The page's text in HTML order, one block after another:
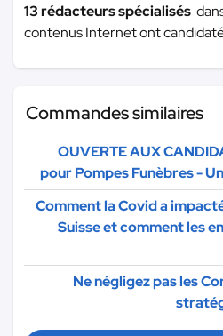
13 rédacteurs spécialisés
contenus Internet ont
Commandes similaires
OUVERTE AUX
pour Pompes Funèbres -
Comment la Covid a
Suisse et comment les
Ne négligez pas les